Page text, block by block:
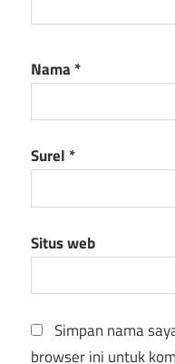
Nama *
Surel *
Situs web
Simpan nama
browser ini untuk